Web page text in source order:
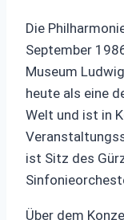
Die
September
Museum
heute als eine
Welt und ist in
ist Sitz des
Über dem